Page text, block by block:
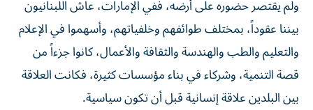
بيننا عقوداً، بمختلف طوائفهم وخلفياتهم، وأسهموا في الإعلام
والتعليم والطب والهندسة والثقافة والأعمال، كانوا جزءاً من
قصة التنمية، وشركاء في بناء مؤسسات كثيرة، فكانت العلاقة
بين البلدين علاقة إنسانية قبل أن تكون سياسية.